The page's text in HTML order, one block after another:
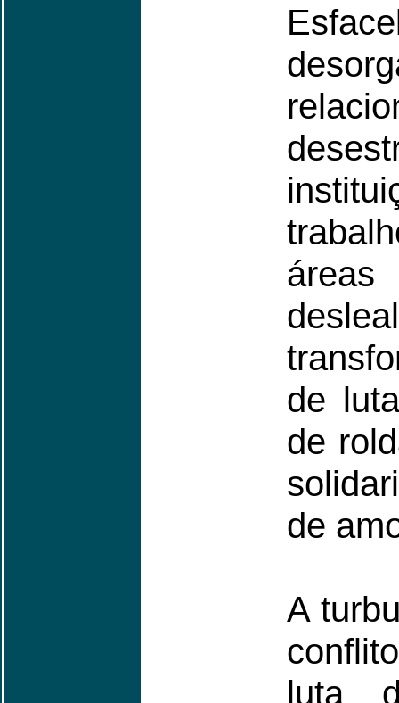
de
de
de
A
luta